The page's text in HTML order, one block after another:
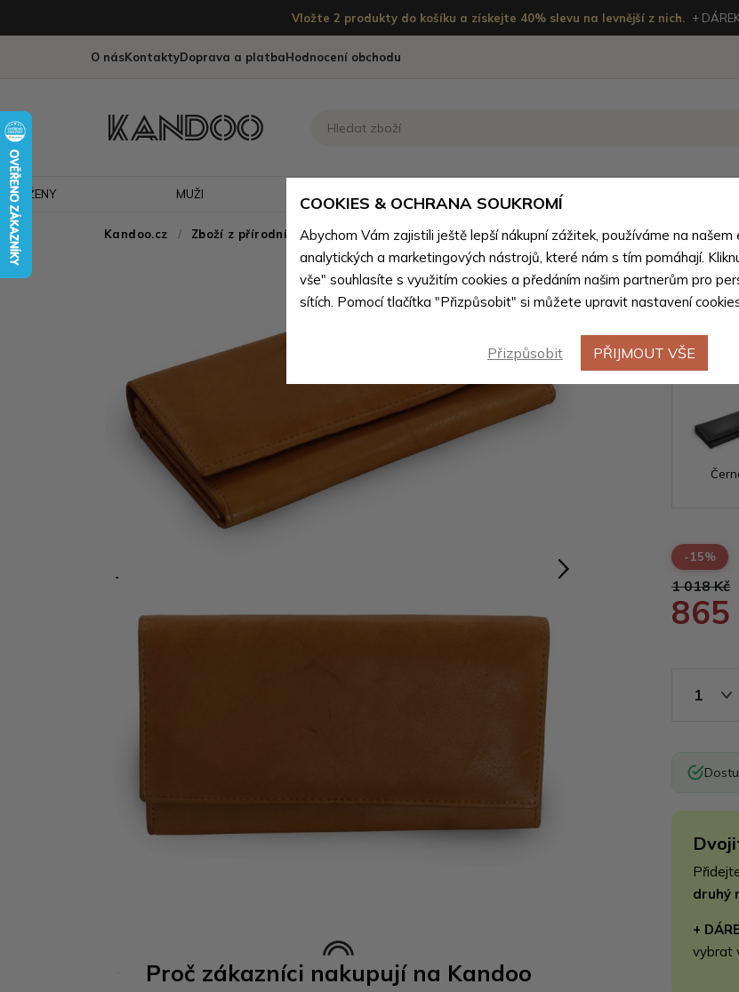
Vložte 2 produkty do košíku a získejte 40% slevu na levnější z nich. +
O násKontaktyDoprava a platbaHodnocení obchodu
ŽENY MUŽI
Kandoo.cz Zboží z přírodní pravé kůže > Zboží z přírodní pravé kůže pro ženy > Peněženky pro
Proč zákazníci nakupují na Kandoo
-15%
1 018 Kč
865
1
druhý
+
vybrat
COOKIES & OCHRANA SOUKROMÍ
Abychom Vám zajistili ještě lepší nákupní zážitek, používáme na našem
analytických a marketingových nástrojů, které nám s tím pomáhají.
vše" souhlasíte s využitím cookies a předáním našim partnerům pro
sítích. Pomocí tlačítka "Přizpůsobit" si můžete upravit nastavení
Přizpůsobit PŘIJMOUT VŠE